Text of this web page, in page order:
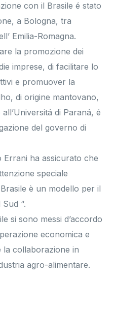
con il Brasile é stato
a Bologna, tra
Emilia-Romagna.
la promozione dei
imprese, di facilitare lo
e promuover la
di origine mantovano,
di Paraná, é
del governo di
Errani ha assicurato che
speciale
è un modello per il
“.
si sono messi d’accordo
economica e
collaborazione in
agro-alimentare.